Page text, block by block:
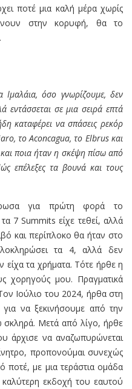
ποτέ μια καλή μέρα χωρίς
στην κορυφή, θα το
Ιμαλάια, όσο γνωρίζουμε, δεν
εντάσσεται σε μια σειρά επτά
καταφέρει να σπάσεις ρεκόρ
το Aconcagua, το Elbrus και
ποια ήταν η σκέψη πίσω από
επέλεξες τα βουνά και τους
για πρώτη φορά το
7 Summits είχε τεθεί, αλλά
και περίπλοκο θα ήταν στο
τα 4, αλλά δεν
τα χρήματα. Τότε ήρθε η
χορηγούς μου. Πραγματικά
Ιούλιο του 2024, ήρθα στη
για να ξεκινήσουμε από την
Μετά από λίγο, ήρθε
άρχισε να αναζωπυρώνεται
προπονούμαι συνεχώς
ποτέ, με μια τεράστια ομάδα
εκδοχή του εαυτού